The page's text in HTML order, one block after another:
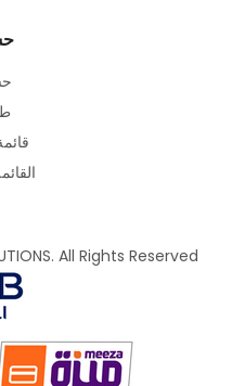
قائمة
All Rights Reserved.